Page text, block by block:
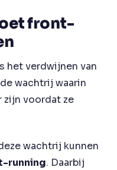
front-
het verdwijnen van
wachtrij waarin
zijn voordat ze
wachtrij kunnen
running. Daarbij